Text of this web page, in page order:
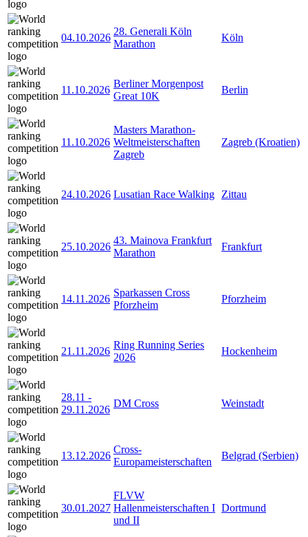
04.10.2026
28. Generali Köln
Marathon
Köln
11.10.2026
Berliner Morgenpost
Great 10K
Berlin
11.10.2026
Masters Marathon-
Weltmeisterschaften
Zagreb
Zagreb (Kroatien)
24.10.2026 Lusatian Race Walking Zittau
25.10.2026
43. Mainova Frankfurt
Marathon
Frankfurt
14.11.2026
Sparkassen Cross
Pforzheim
Pforzheim
21.11.2026
Ring Running Series
2026
Hockenheim
28.11 -
29.11.2026
DM Cross Weinstadt
13.12.2026
Cross-
Europameisterschaften
Belgrad (Serbien)
30.01.2027
FLVW
Hallenmeisterschaften I
und II
Dortmund